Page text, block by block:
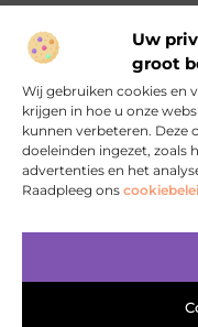
Uw
groot
Wij gebruiken cookies en
krijgen in hoe u onze
kunnen verbeteren. Deze
doeleinden ingezet, zoals
advertenties en het
Raadpleeg ons
Vind Ons Hier :
Beroemdheden Uit de
Contact Aanmelden
Geld verdienen met je